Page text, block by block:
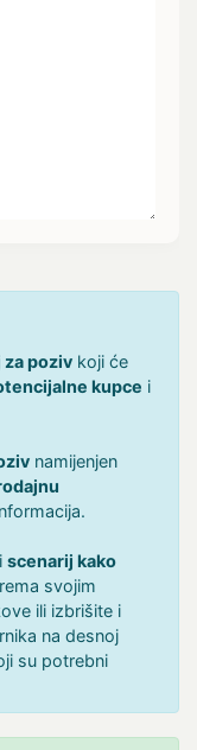
poziv koji će
kupce i
namijenjen
scenarij kako
svojim
ili izbrišite i
na desnoj
su potrebni